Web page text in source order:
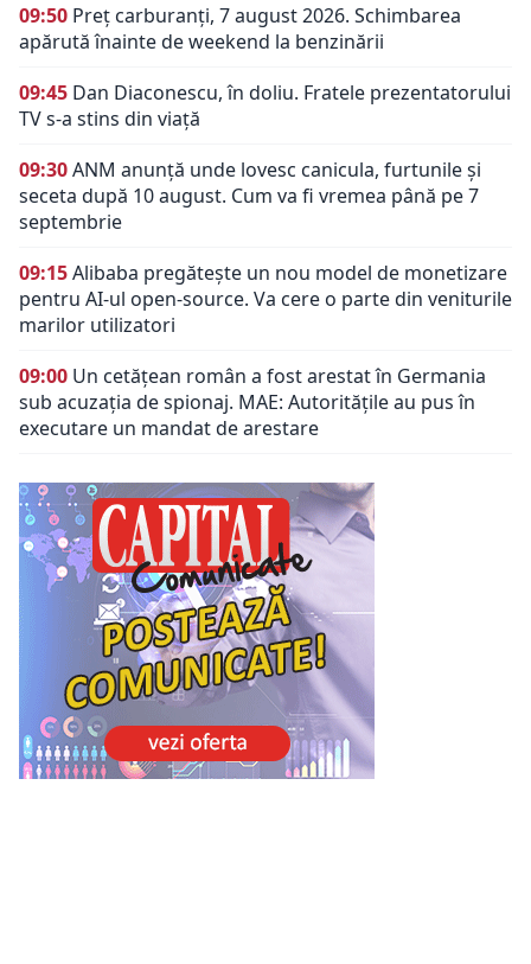
09:50 Preț carburanți, 7 august 2026. Schimbarea
apărută înainte de weekend la benzinării
09:45 Dan Diaconescu, în doliu. Fratele prezentatorului
TV s-a stins din viață
09:30ANM anunță unde lovesc canicula, furtunile și
seceta după 10 august. Cum va fi vremea până pe 7
septembrie
09:15Alibaba pregătește un nou model de monetizare
pentru AI-ul open-source. Va cere o parte din veniturile
marilor utilizatori
09:00 Un cetățean român a fost arestat în Germania
sub acuzația de spionaj. MAE: Autorităţile au pus în
executare un mandat de arestare